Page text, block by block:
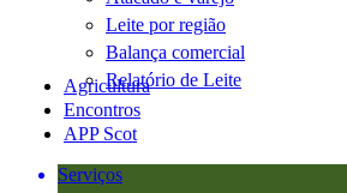
Leite por região
Balança comercial
Relatório de Leite
Agricultura
Encontros
APP Scot
Serviços